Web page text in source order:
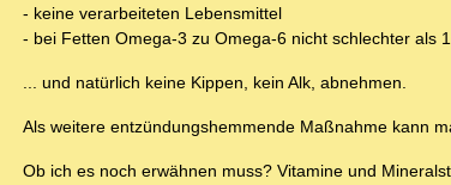
- keine verarbeiteten Lebensmittel
- bei Fetten Omega-3 zu Omega-6 nicht schlechter als
... und natürlich keine Kippen, kein Alk, abnehmen.
Als weitere entzündungshemmende Maßnahme kann
Ob ich es noch erwähnen muss? Vitamine und